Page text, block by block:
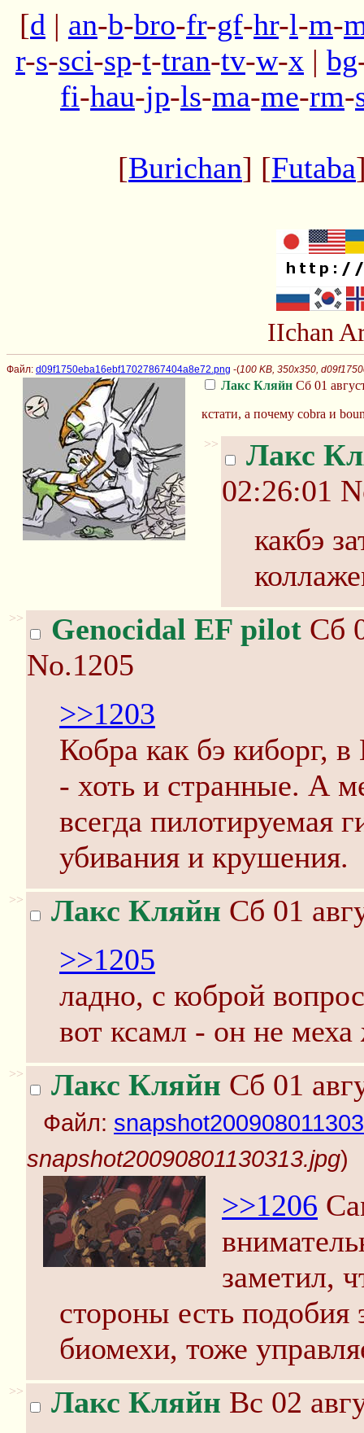
[d | an-b-bro-fr-gf-hr-l-m-
r-s-sci-sp-t-tran-tv-w-x | bg
fi-hau-jp-ls-ma-me-rm-
[Burichan] [Futaba
IIchan
Файл: d09f1750eba16ebf17027867404a8e72.png -(100 KB, 350x350,
Лакс Кляйн Сб 01
кстати, а почему cobra и
>>
Лакс
02:26:01
какбэ
>> Genocidal EF pilot Сб
No.1205
>>1203
Кобра как бэ киборг,
- хоть и странные. А
всегда пилотируемая
убивания и крушения.
>> Лакс Кляйн Сб 01
>>1205
ладно, с коброй
вот ксамл - он не
>> Лакс Кляйн Сб 01
Файл:
snapshot20090801130313.jpg)
>>1206
заметил,
стороны есть подобия
биомехи, тоже
>> Лакс Кляйн Вс 02